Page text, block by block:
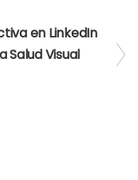
en LinkedIn
Salud Visual